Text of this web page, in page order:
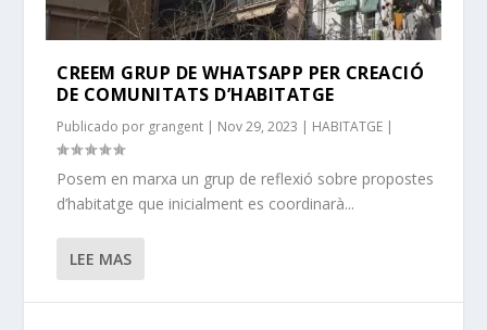
CREEM GRUP DE WHATSAPP PER CREACIÓ
DE COMUNITATS D’HABITATGE
Publicado por grangent | Nov 29, 2023 | HABITATGE |
Posem en marxa un grup de reflexió sobre propostes
d’habitatge que inicialment es coordinarà...
LEE MAS